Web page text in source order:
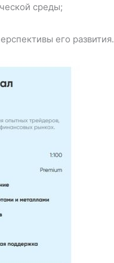
среды;
его развития.